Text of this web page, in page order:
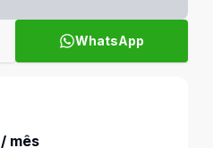
WhatsApp
/ mês